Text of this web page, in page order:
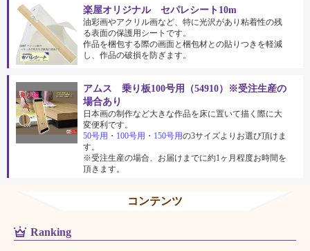
楽屋オリジナル セパレシート10m
油彩画やアクリル画など、特に光沢があり粘着性の残
る表面の保護用シートです。
作品を梱包する際の画面と梱包材との貼りつきを軽減
し、作品の破損を防ぎます。
アムス 乗り板100号用（54910）※受注生産の
場合あり
日本画の制作など大きな作品を床に置いて描く際に大
変便利です。
50号用 ・ 100号用 ・ 150号用の3サイズよりお選び頂けま
す。
※受注生産の場合、お届けまでに約1ヶ月程度お時間を
頂きます。
コンテンツ
Ranking